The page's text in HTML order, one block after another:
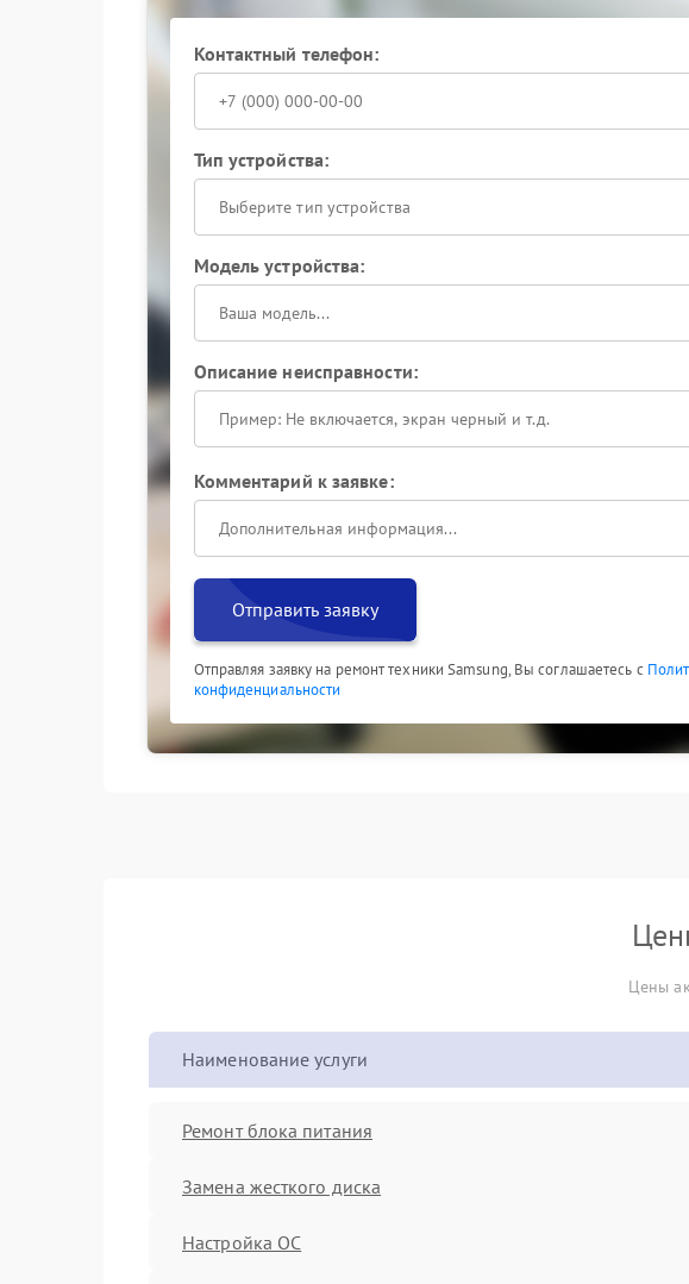
Контактный телефон:
Тип устройства:
Выберите тип устройства
Модель устройства:
Описание неисправности:
Комментарий к заявке:
Отправить заявку
Отправляя заявку на ремонт техники Samsung, Вы соглашаетесь с
конфиденциальности
Цены
Наименование услуги
Ремонт блока питания
Замена жесткого диска
Настройка ОС